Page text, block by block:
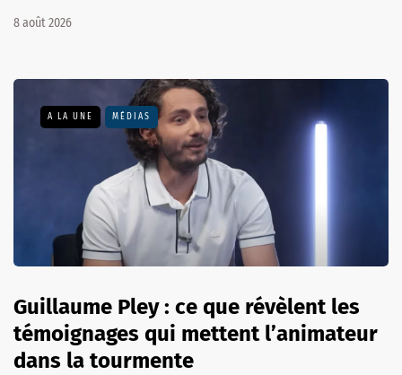
8 août 2026
A LA UNE MÉDIAS
Guillaume Pley : ce que révèlent les
témoignages qui mettent l’animateur
dans la tourmente